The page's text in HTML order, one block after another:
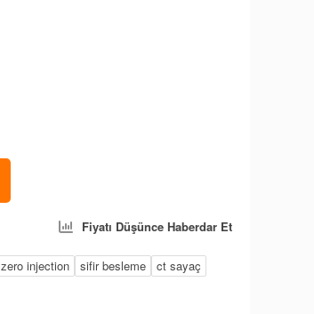
Fiyatı Düşünce Haberdar Et
zero injection sifir besleme
ct sayaç